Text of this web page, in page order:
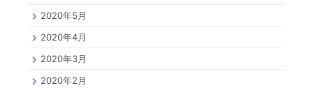
2020年5月
2020年4月
2020年3月
2020年2月